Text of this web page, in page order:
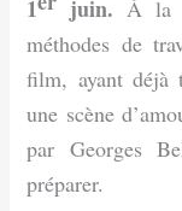
1 juin. À la
méthodes de
film, ayant déjà
une scène
par Georges
préparer.